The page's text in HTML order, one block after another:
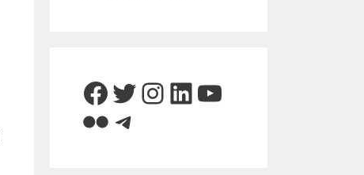
Facebook
Twitter
Instagram
LinkedIn
YouTube
FlickrTelegram